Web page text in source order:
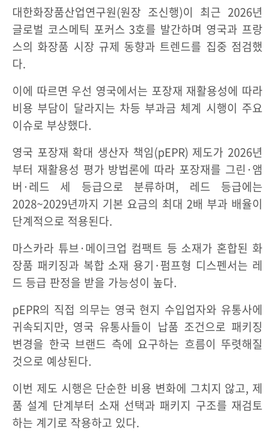
대한화장품산업연구원(원장 조신행)이 최근 2026년
글로벌 코스메틱 포커스 3호를 발간하며 영국과 프랑
스의 화장품 시장 규제 동향과 트렌드를 집중 점검했
다.
이에 따르면 우선 영국에서는 포장재 재활용성에 따라
비용 부담이 달라지는 차등 부과금 체계 시행이 주요
이슈로 부상했다.
영국 포장재 확대 생산자 책임(pEPR) 제도가 2026년
부터 재활용성 평가 방법론에 따라 포장재를 그린·앰
버·레드 세 등급으로 분류하며, 레드 등급에는
2028~2029년까지 기본 요금의 최대 2배 부과 배율이
단계적으로 적용된다.
마스카라 튜브·메이크업 컴팩트 등 소재가 혼합된 화
장품 패키징과 복합 소재 용기·펌프형 디스펜서는 레
드 등급 판정을 받을 가능성이 높다.
pEPR의 직접 의무는 영국 현지 수입업자와 유통사에
귀속되지만, 영국 유통사들이 납품 조건으로 패키징
변경을 한국 브랜드 측에 요구하는 흐름이 뚜렷해질
것으로 예상된다.
이번 제도 시행은 단순한 비용 변화에 그치지 않고, 제
품 설계 단계부터 소재 선택과 패키지 구조를 재검토
하는 계기로 작용하고 있다.